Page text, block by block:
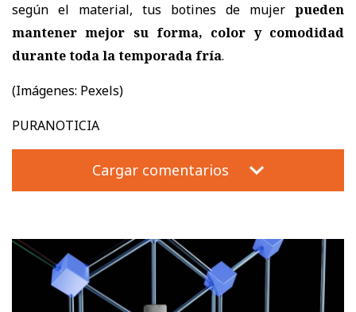
según el material, tus botines de mujer pueden
mantener mejor su forma, color y comodidad
durante toda la temporada fría.
(Imágenes: Pexels)
PURANOTICIA
Cargar comentarios